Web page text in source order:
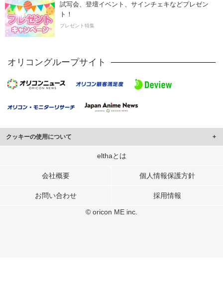
試写会、登壇イベント、サインチェキなどプレゼン
ト！
プレゼント特集
オリコングループサイト
クッキーの使用について
このサイトでは Cookie を使用して、ユーザーに合わせたコンテンツや広告の
行っています。
メディアや広告配信、データ解析の各パートナーに提供しています。
elthaとは
会社概要 個人情報保護方針
お問い合わせ 採用情報
© oricon ME inc.